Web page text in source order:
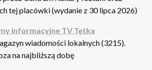
tej placówki (wydanie z 30 lipca 2026)
informacyjne TV Tetka
wiadomości lokalnych (3215).
na najbliższą dobę